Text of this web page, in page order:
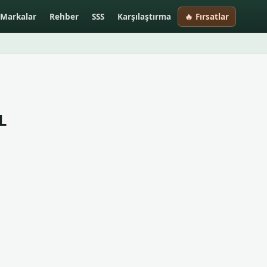
Markalar Rehber SSS Karşılaştırma 🔥 Fırsatlar